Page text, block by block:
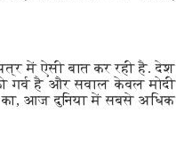
में ऐसी बात कर रही है. देश
गर्व है और सवाल केवल मोदी
का, आज दुनिया में सबसे अधिक